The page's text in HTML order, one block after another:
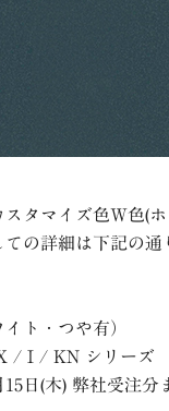
スタマイズ色W色(
の詳細は下記の通
ト・つや有）
/ I / KN シリーズ
15日(木) 弊社受注分